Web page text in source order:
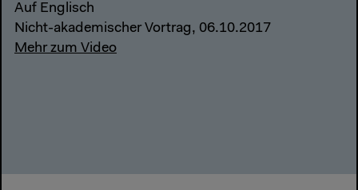
Auf Englisch
Nicht-akademischer Vortrag, 06.10.2017
Mehr zum Video